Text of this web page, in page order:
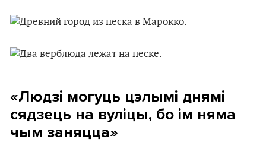
«Людзі могуць цэлымі днямі
сядзець на вуліцы, бо ім няма
чым заняцца»